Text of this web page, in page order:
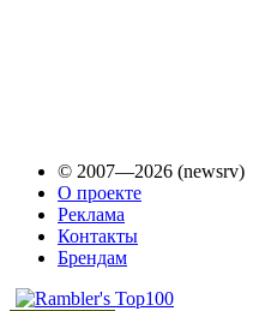
© 2007—2026 (newsrv)
О проекте
Реклама
Контакты
Брендам